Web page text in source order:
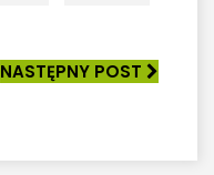
NASTĘPNY POST